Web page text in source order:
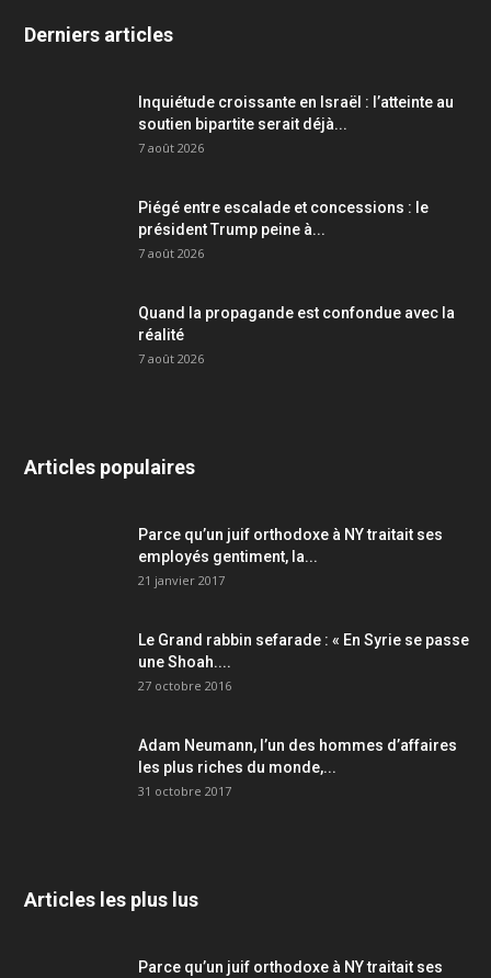
Derniers articles
Inquiétude croissante en Israël : l’atteinte au
soutien bipartite serait déjà...
7 août 2026
Piégé entre escalade et concessions : le
président Trump peine à...
7 août 2026
Quand la propagande est confondue avec la
réalité
7 août 2026
Articles populaires
Parce qu’un juif orthodoxe à NY traitait ses
employés gentiment, la...
21 janvier 2017
Le Grand rabbin sefarade : « En Syrie se passe
une Shoah....
27 octobre 2016
Adam Neumann, l’un des hommes d’affaires
les plus riches du monde,...
31 octobre 2017
Articles les plus lus
Parce qu’un juif orthodoxe à NY traitait ses